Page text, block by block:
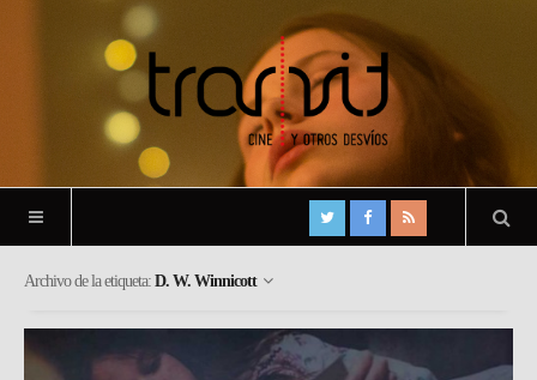
Archivo de la etiqueta: D. W. Winnicott